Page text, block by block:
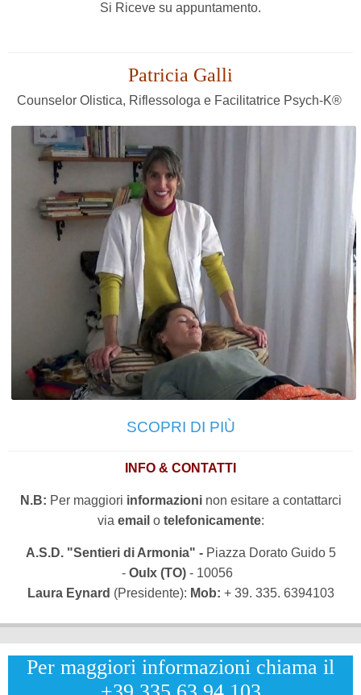
Si Riceve su appuntamento.
Patricia Galli
Counselor Olistica, Riflessologa e Facilitatrice Psych-K®
SCOPRI DI PIÙ
INFO & CONTATTI
N.B: Per maggiori informazioninon esitare a contattarci
via email o telefonicamente:
A.S.D. "Sentieri di Armonia" - Piazza Dorato Guido 5
- Oulx (TO) - 10056
Laura Eynard (Presidente): Mob: + 39. 335. 6394103
Per maggiori informazioni chiama il